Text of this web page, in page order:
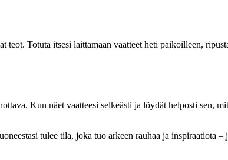
teot. Totuta itsesi laittamaan vaatteet heti paikoilleen,
Kun näet vaatteesi selkeästi ja löydät helposti sen,
tulee tila, joka tuo arkeen rauhaa ja inspiraatiota –